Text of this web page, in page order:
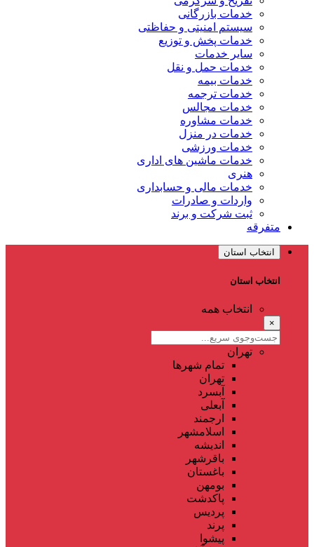
خدمات بازرگانی
سیستم امنیتی و حفاظتی
خدمات پخش و توزیع
سایر خدمات
خدمات حمل و نقل
خدمات بیمه
خدمات ترجمه
خدمات مجالس
خدمات مشاوره
خدمات در منزل
خدمات ورزشی
خدمات ماشین های اداری
هنری
خدمات مالی و حسابداری
واردات و صادرات
ثبت شرکت و برند
متفرقه
انتخاب استان
انتخاب استان
انتخاب همه
×
تهران
تمام شهر‌ها
تهران
آبسرد
آبعلی
ارجمند
اسلامشهر
اندیشه
باقرشهر
باغستان
بومهن
پاکدشت
پردیس
پرند
پیشوا